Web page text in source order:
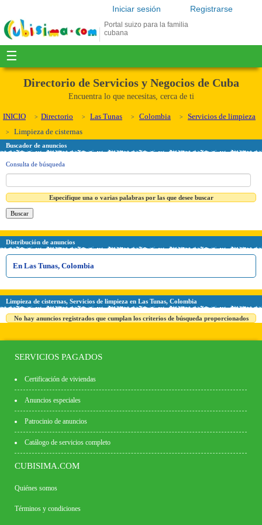
Registrarse
Iniciar sesión
Portal suizo para la familia
cubana
☰
Directorio de Servicios y Negocios de Cuba
Encuentra lo que necesitas, cerca de ti
INICIO Directorio Las Tunas Colombia
Servicios de limpieza
Limpieza de cisternas
Buscador de anuncios
Consulta de búsqueda
Especifique una o varias palabras por las que desee buscar
Distribución de anuncios
En Las Tunas, Colombia
Limpieza de cisternas, Servicios de limpieza en Las Tunas, Colombia
No hay anuncios registrados que cumplan los criterios de búsqueda proporcionados
SERVICIOS PAGADOS
Certificación de viviendas
Anuncios especiales
Patrocinio de anuncios
Catálogo de servicios completo
CUBISIMA.COM
Quiénes somos
Términos y condiciones